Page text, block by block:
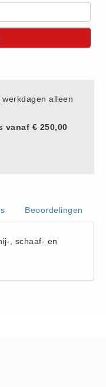
alleen
vanaf € 250,00
Beoordelingen
, schaaf- en